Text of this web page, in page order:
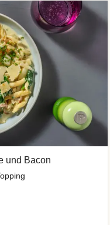
und Bacon